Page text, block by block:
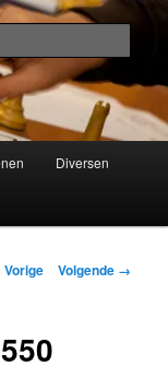
Diversen
Volgende →